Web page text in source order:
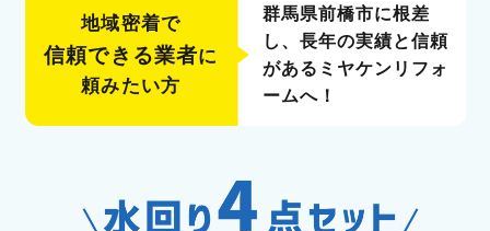
地域密着で
信頼できる業者に
頼みたい方
群馬県前橋市に根差
し、 長年の実績と信頼
がある ミヤケンリフォ
ームへ！